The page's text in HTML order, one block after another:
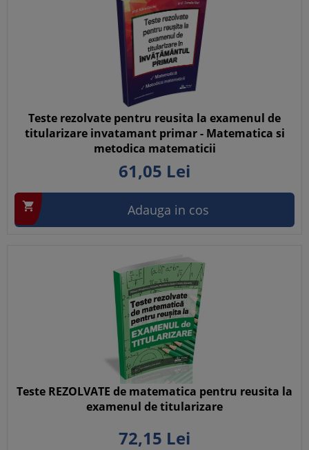
Teste rezolvate pentru reusita la examenul de
titularizare invatamant primar - Matematica si
metodica matematicii
61,05 Lei
 Adauga in cos
Teste REZOLVATE de matematica pentru reusita la
examenul de titularizare
72,15 Lei